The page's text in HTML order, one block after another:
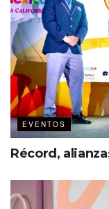
Operadores
Transporte
EVENTOS
Récord,